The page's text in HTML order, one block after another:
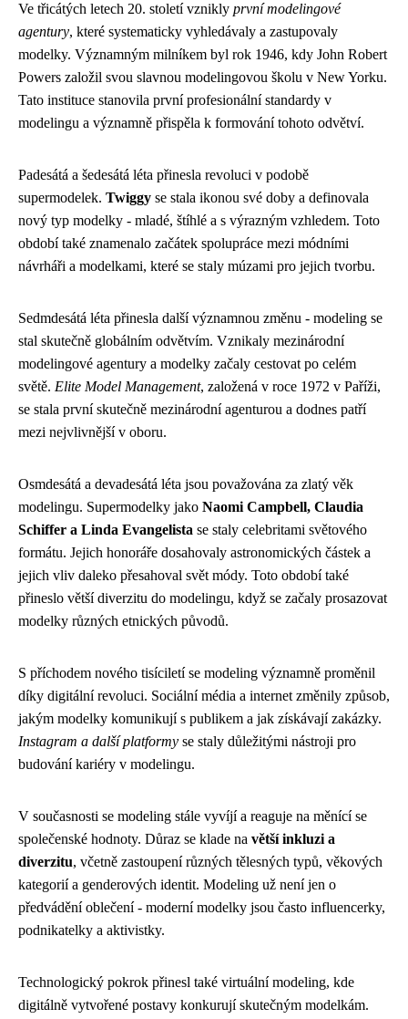
Ve třicátých letech 20. století vznikly první modelingové
agentury, které systematicky vyhledávaly a zastupovaly
modelky. Významným milníkem byl rok 1946, kdy John Robert
Powers založil svou slavnou modelingovou školu v New Yorku.
Tato instituce stanovila první profesionální standardy v
modelingu a významně přispěla k formování tohoto odvětví.
Padesátá a šedesátá léta přinesla revoluci v podobě
supermodelek. Twiggy se stala ikonou své doby a definovala
nový typ modelky - mladé, štíhlé a s výrazným vzhledem. Toto
období také znamenalo začátek spolupráce mezi módními
návrháři a modelkami, které se staly múzami pro jejich tvorbu.
Sedmdesátá léta přinesla další významnou změnu - modeling se
stal skutečně globálním odvětvím. Vznikaly mezinárodní
modelingové agentury a modelky začaly cestovat po celém
světě. Elite Model Management, založená v roce 1972 v Paříži,
se stala první skutečně mezinárodní agenturou a dodnes patří
mezi nejvlivnější v oboru.
Osmdesátá a devadesátá léta jsou považována za zlatý věk
modelingu. Supermodelky jako Naomi Campbell, Claudia
Schiffer a Linda Evangelista se staly celebritami světového
formátu. Jejich honoráře dosahovaly astronomických částek a
jejich vliv daleko přesahoval svět módy. Toto období také
přineslo větší diverzitu do modelingu, když se začaly prosazovat
modelky různých etnických původů.
S příchodem nového tisíciletí se modeling významně proměnil
díky digitální revoluci. Sociální média a internet změnily způsob,
jakým modelky komunikují s publikem a jak získávají zakázky.
Instagram a další platformy se staly důležitými nástroji pro
budování kariéry v modelingu.
V současnosti se modeling stále vyvíjí a reaguje na měnící se
společenské hodnoty. Důraz se klade na větší inkluzi a
diverzitu, včetně zastoupení různých tělesných typů, věkových
kategorií a genderových identit. Modeling už není jen o
předvádění oblečení - moderní modelky jsou často influencerky,
podnikatelky a aktivistky.
Technologický pokrok přinesl také virtuální modeling, kde
digitálně vytvořené postavy konkurují skutečným modelkám.